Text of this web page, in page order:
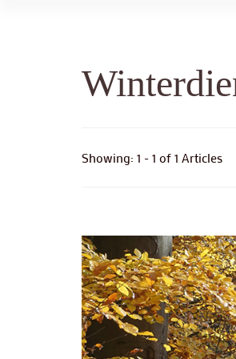
Showing: 1 - 1 of 1 Articles